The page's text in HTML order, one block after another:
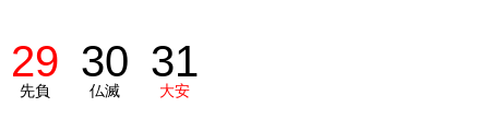
29
先負
30
仏滅
31
大安